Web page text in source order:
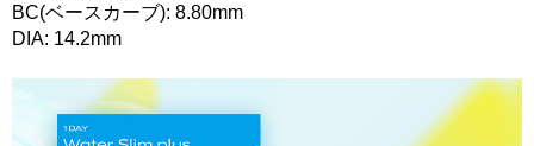
BC(ベースカーブ): 8.80mm
DIA: 14.2mm